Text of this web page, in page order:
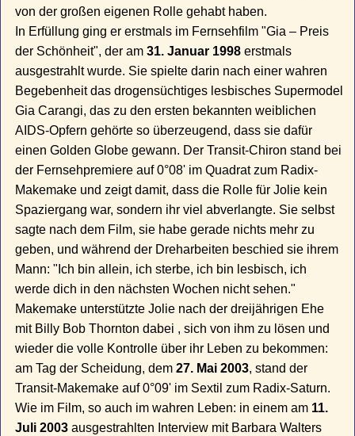
von der großen eigenen Rolle gehabt haben.
In Erfüllung ging er erstmals im Fernsehfilm "Gia – Preis
der Schönheit", der am31. Januar 1998 erstmals
ausgestrahlt wurde. Sie spielte darin nach einer wahren
Begebenheit das drogensüchtiges lesbisches Supermodel
Gia Carangi, das zu den ersten bekannten weiblichen
AIDS-Opfern gehörte so überzeugend, dass sie dafür
einen Golden Globe gewann. Der Transit-Chiron stand bei
der Fernsehpremiere auf 0°08' im Quadrat zum Radix-
Makemake und zeigt damit, dass die Rolle für Jolie kein
Spaziergang war, sondern ihr viel abverlangte. Sie selbst
sagte nach dem Film, sie habe gerade nichts mehr zu
geben, und während der Dreharbeiten beschied sie ihrem
Mann: "Ich bin allein, ich sterbe, ich bin lesbisch, ich
werde dich in den nächsten Wochen nicht sehen."
Makemake unterstützte Jolie nach der dreijährigen Ehe
mit Billy Bob Thornton dabei , sich von ihm zu lösen und
wieder die volle Kontrolle über ihr Leben zu bekommen:
am Tag der Scheidung, dem27. Mai 2003, stand der
Transit-Makemake auf 0°09' im Sextil zum Radix-Saturn.
Wie im Film, so auch im wahren Leben: in einem am 11.
Juli 2003 ausgestrahlten Interview mit Barbara Walters